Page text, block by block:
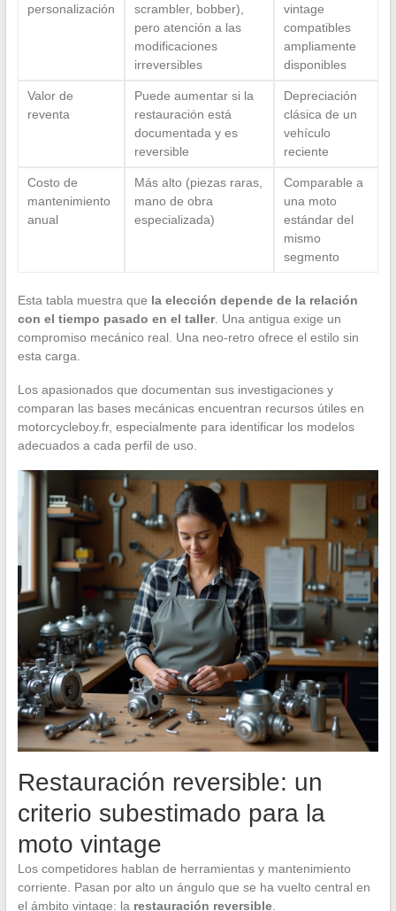
personalización
scrambler, bobber),
pero atención a las
modificaciones
irreversibles
vintage
compatibles
ampliamente
disponibles
Valor de
reventa
Puede aumentar si la
restauración está
documentada y es
reversible
Depreciación
clásica de un
vehículo
reciente
Costo de
mantenimiento
anual
Más alto (piezas raras,
mano de obra
especializada)
Comparable a
una moto
estándar del
mismo
segmento
Esta tabla muestra que la elección depende de la relación
con el tiempo pasado en el taller. Una antigua exige un
compromiso mecánico real. Una neo-retro ofrece el estilo sin
esta carga.
Los apasionados que documentan sus investigaciones y
comparan las bases mecánicas encuentran recursos útiles en
motorcycleboy.fr, especialmente para identificar los modelos
adecuados a cada perfil de uso.
Restauración reversible: un
criterio subestimado para la
moto vintage
Los competidores hablan de herramientas y mantenimiento
corriente. Pasan por alto un ángulo que se ha vuelto central en
el ámbito vintage: la restauración reversible.